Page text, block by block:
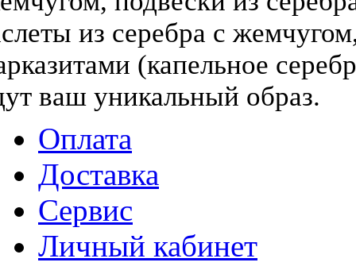
из серебра с
(капельное
ваш уникальный образ.
Оплата
Доставка
Сервис
Личный кабинет